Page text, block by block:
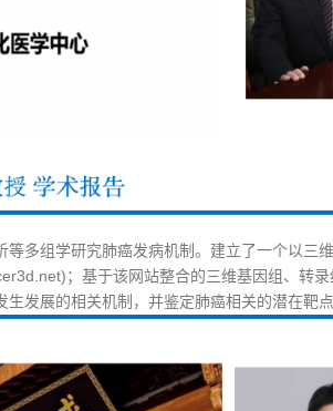
多组学研究肺癌发病机制。建立了一个以三
；基于该网站整合的三维基因组、转
发展的相关机制，并鉴定肺癌相关的潜在靶